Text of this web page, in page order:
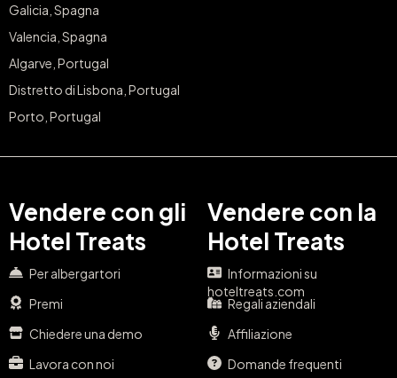
Galicia, Spagna
Valencia, Spagna
Algarve, Portugal
Distretto di Lisbona, Portugal
Porto, Portugal
Vendere con gli
Hotel Treats
Per albergartori
Premi
Chiedere una demo
Lavora con noi
Vendere con la
Hotel Treats
Informazioni su
hoteltreats.com
Regali aziendali
Affiliazione
Domande frequenti